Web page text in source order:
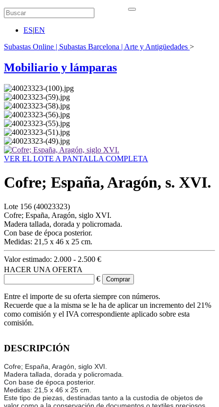
ES|EN
Subastas Online | Subastas Barcelona | Arte y Antigüedades >
Mobiliario y lámparas
VER EL LOTE A PANTALLA COMPLETA
Cofre; España, Aragón, s. XVI.
Lote 156 (40023323)
Cofre; España, Aragón, siglo XVI.
Madera tallada, dorada y policromada.
Con base de época posterior.
Medidas: 21,5 x 46 x 25 cm.
Valor estimado: 2.000 - 2.500 €
HACER UNA OFERTA
€
Entre el importe de su oferta siempre con números.
Recuerde que a la misma se le ha de aplicar un incremento del 21%
como comisión y el IVA correspondiente aplicado sobre esta
comisión.
DESCRIPCIÓN
Cofre; España, Aragón, siglo XVI.
Madera tallada, dorada y policromada.
Con base de época posterior.
Medidas: 21,5 x 46 x 25 cm.
Este tipo de piezas, destinadas tanto a la custodia de objetos de